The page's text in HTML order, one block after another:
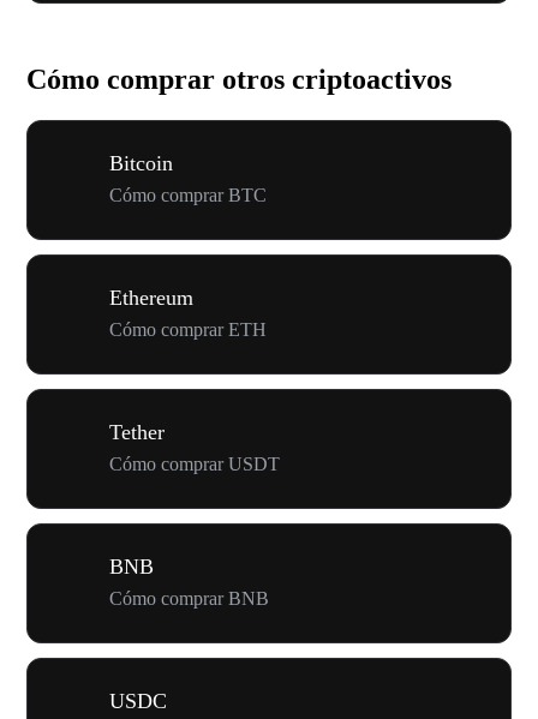
Cómo comprar otros criptoactivos
Bitcoin
Cómo comprar BTC
Ethereum
Cómo comprar ETH
Tether
Cómo comprar USDT
BNB
Cómo comprar BNB
USDC